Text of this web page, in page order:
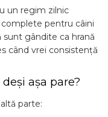
un regim zilnic
pentru câini
gândite ca hrană
când vrei consistență
așa pare?
parte: